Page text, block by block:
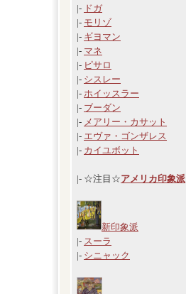
|- ドガ
|- モリゾ
|- ギヨマン
|- マネ
|- ピサロ
|- シスレー
|- ホイッスラー
|- ブーダン
|- メアリー・カサット
|- エヴァ・ゴンザレス
|- カイユボット
|- ☆注目☆アメリカ印象派
新印象派
|- スーラ
|- シニャック